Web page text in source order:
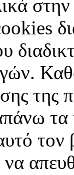
της
τα